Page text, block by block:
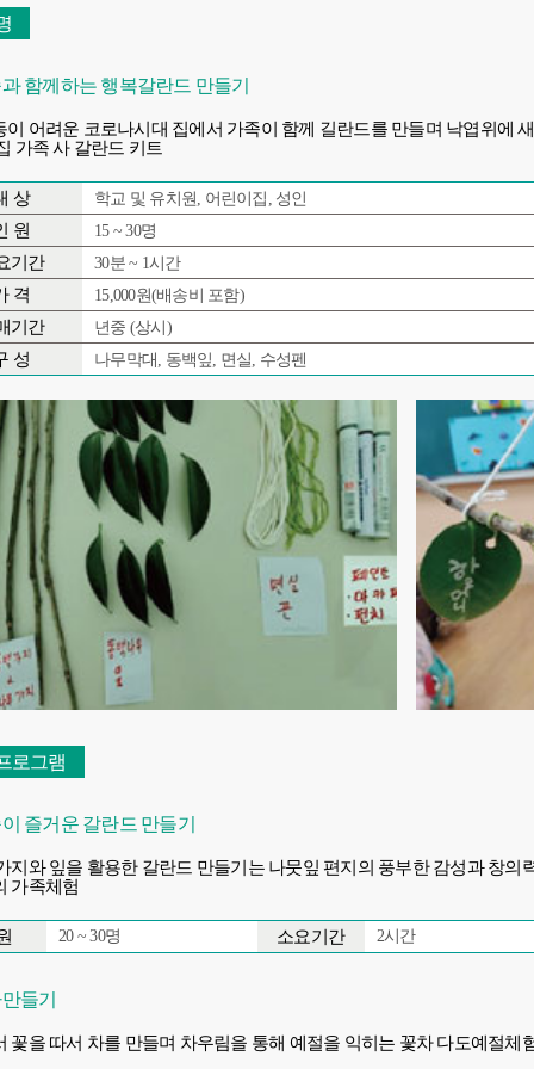
함께하는 행복갈란드 만들기
이 어려운 코로나시대 집에서 가족이 함께 길란드를 만들며 낙엽위에
가족 사 갈란드 키트
상 학교 및 유치원, 어린이집, 성인
원 15 ~ 30명
기간 30분 ~ 1시간
격 15,000원(배송비 포함)
기간 년중 (상시)
성 나무막대, 동백잎, 면실, 수성펜
로그램
즐거운 갈란드 만들기
지와 잎을 활용한 갈란드 만들기는 나뭇잎 편지의 풍부한 감성과 창
가족체험
20 ~ 30명 소요기간 2시간
들기
꽃을 따서 차를 만들며 차우림을 통해 예절을 익히는 꽃차 다도예절체